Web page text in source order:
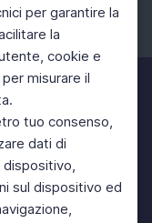
per garantire la
la
cookie e
misurare il
tuo consenso,
dati di
dispositivo,
sul dispositivo ed
Twitter